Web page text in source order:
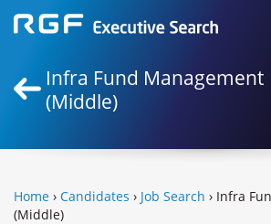
Infra Fund Management
(Middle)
Home › Candidates › Job Search › Infra
(Middle)